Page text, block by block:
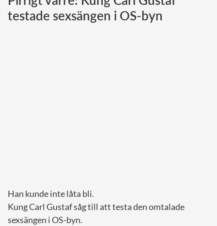
Norska kungahuset
testade sexsängen i OS-byn
Han kunde inte låta bli.
Kung Carl Gustaf såg till att testa den omtalade
sexsängen i OS-byn.